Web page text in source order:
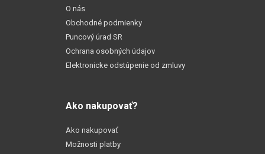
O nás
Obchodné podmienky
Puncový úrad SR
Ochrana osobných údajov
Elektronicke odstúpenie od zmluvy
Ako nakupovať?
Ako nakupovať
Možnosti platby